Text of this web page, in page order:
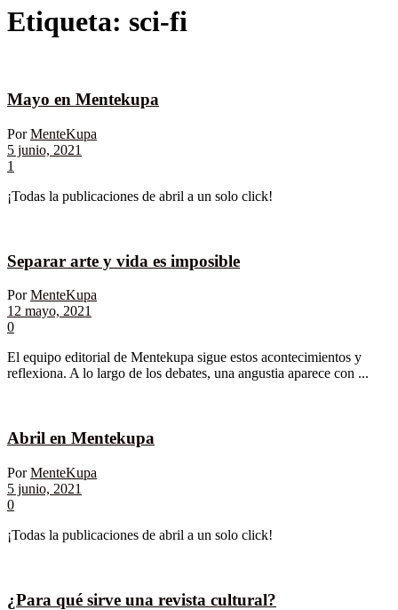
Etiqueta: sci-fi
Mayo en Mentekupa
Por MenteKupa
5 junio, 2021
1
¡Todas la publicaciones de abril a un solo click!
Separar arte y vida es imposible
Por MenteKupa
12 mayo, 2021
0
El equipo editorial de Mentekupa sigue estos acontecimientos y
reflexiona. A lo largo de los debates, una angustia aparece con ...
Abril en Mentekupa
Por MenteKupa
5 junio, 2021
0
¡Todas la publicaciones de abril a un solo click!
¿Para qué sirve una revista cultural?